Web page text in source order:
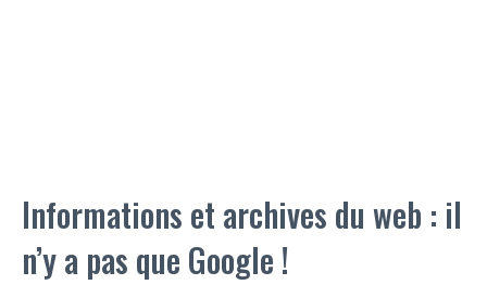
Informations et archives du web : il
n’y a pas que Google !